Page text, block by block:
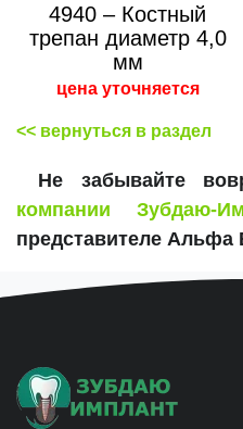
4940 – Костный
трепан диаметр 4,0
мм
цена уточняется
<< вернуться в раздел
Не забывайте
компании Зубдаю-
представителе Альфа